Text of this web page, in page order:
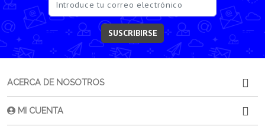
SUSCRIBIRSE
ACERCA DE NOSOTROS
MI CUENTA